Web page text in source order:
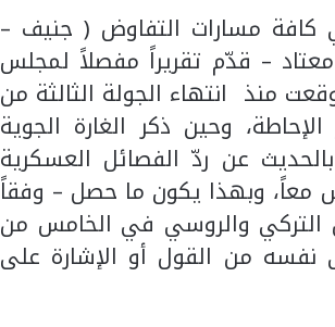
مسارات التفاوض ( جنيف –
– قدّم تقريراً مفصلاً لمجلس
أحداث وقعت منذ انتهاء الجولة الثالثة من
وحين ذكر الغارة الجوية
عن ردّ الفصائل العسكرية
معاً، وبهذا يكون ما حصل – وفقاً
التركي والروسي في الخامس من
نفسه من القول أو الإشارة على